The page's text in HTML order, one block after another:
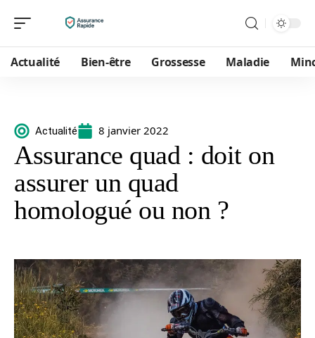
Actualité Bien-être Grossesse Maladie
Actualité 8 janvier 2022
Assurance quad : doit on
assurer un quad
homologué ou non ?